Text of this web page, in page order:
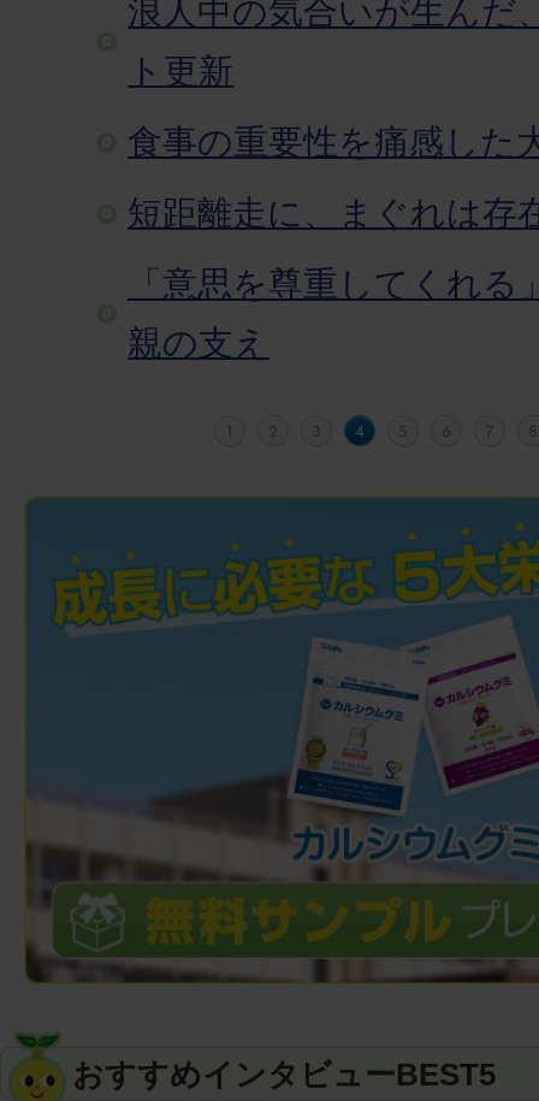
浪人中の気合いが生んだ
ト更新
食事の重要性を痛感した
短距離走に、まぐれは存
「意思を尊重してくれる
親の支え
おすすめインタビューBEST5